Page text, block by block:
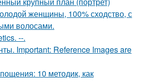
женщины, 100% сходство, с
волосами.
--.
Important: Reference Images are
10 методик, как